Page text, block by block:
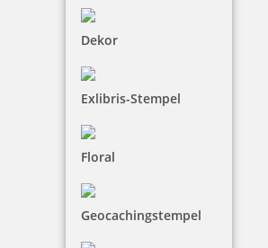
Dekor
Exlibris-Stempel
Floral
Geocachingstempel
Prägegerät universal Modell MI S 51